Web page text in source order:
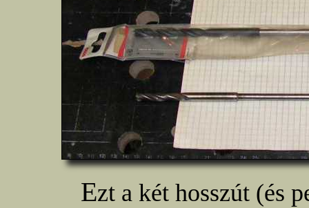
Ezt a két hosszút (és